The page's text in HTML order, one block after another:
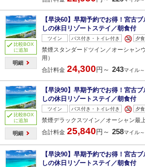
比較BOX
に追加
明細
【早決60】早期予約でお得！宮古
しの休日リゾートステイ／朝食付
ツイン バス付き・トイレ付き 夕
禁煙スタンダードツイン／オーシャン
用）
合計料金 24,300円～ 243マイル～
比較BOX
に追加
明細
【早決90】早期予約でお得！宮古
しの休日リゾートステイ／朝食付
ツイン バス付き・トイレ付き 夕
禁煙デラックスツイン／オーシャン最
合計料金 25,840円～ 258マイル～
【早決90】早期予約でお得！宮古
しの休日リゾートステイ／朝食付